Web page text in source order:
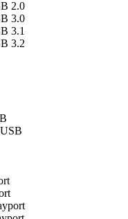
2.0
3.0
3.1
3.2